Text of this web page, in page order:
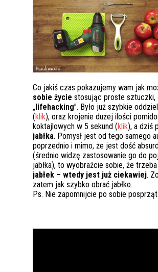
Co jakiś czas pokazujemy wam jak
sobie życie stosując proste sztuczki,
„lifehacking”. Było już szybkie
(klik), oraz krojenie dużej ilości
koktajlowych w 5 sekund (klik), a dziś
jabłka. Pomysł jest od tego samego
poprzednio i mimo, że jest dość
(średnio widzę zastosowanie go do
jabłka), to wyobraźcie sobie, że
jabłek – wtedy jest już ciekawiej.
zatem jak szybko obrać jabłko.
Ps. Nie zapomnijcie po sobie